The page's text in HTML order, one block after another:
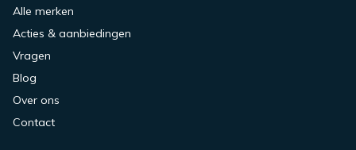
Alle merken
Acties & aanbiedingen
Vragen
Blog
Over ons
Contact